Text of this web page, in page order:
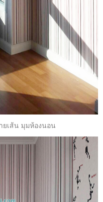
ยเส้น มุมห้องนอน